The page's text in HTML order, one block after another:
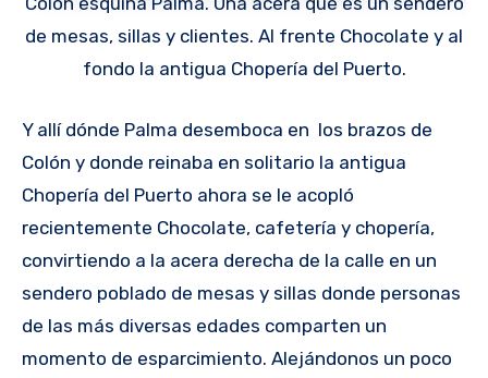
de mesas, sillas y clientes. Al frente Chocolate y al
fondo la antigua Chopería del Puerto.
Y allí dónde Palma desemboca en los brazos de
Colón y donde reinaba en solitario la antigua
Chopería del Puerto ahora se le acopló
recientemente Chocolate, cafetería y chopería,
convirtiendo a la acera derecha de la calle en un
sendero poblado de mesas y sillas donde personas
de las más diversas edades comparten un
momento de esparcimiento. Alejándonos un poco